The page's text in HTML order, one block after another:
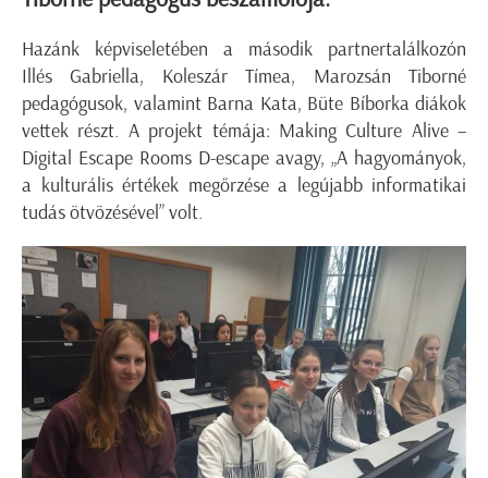
Hazánk képviseletében a második partnertalálkozón
Illés Gabriella, Koleszár Tímea, Marozsán Tiborné
pedagógusok, valamint Barna Kata, Büte Bíborka diákok
vettek részt. A projekt témája: Making Culture Alive –
Digital Escape Rooms D-escape avagy, „A hagyományok,
a kulturális értékek megőrzése a legújabb informatikai
tudás ötvözésével” volt.